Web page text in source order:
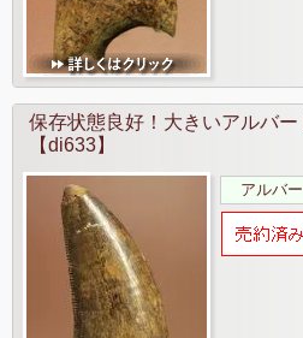
保存状態良好！大きいアルバ
【di633】
アルバ